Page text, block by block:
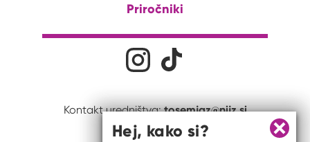
Priročniki
Družabna omrežjaNa naš Instagram profil
Kontakt uredništva:tosemjaz@nijz.si
Zapri
Hej, kako si?